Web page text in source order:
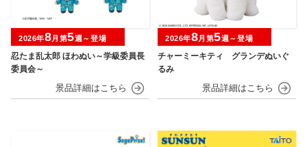
忍たま乱太郎 ほわぬい～学級委員長
委員会～
2026年8月第5週～登場
チャーミーキティ グランデぬいぐ
るみ
2026年8月第5週～登場